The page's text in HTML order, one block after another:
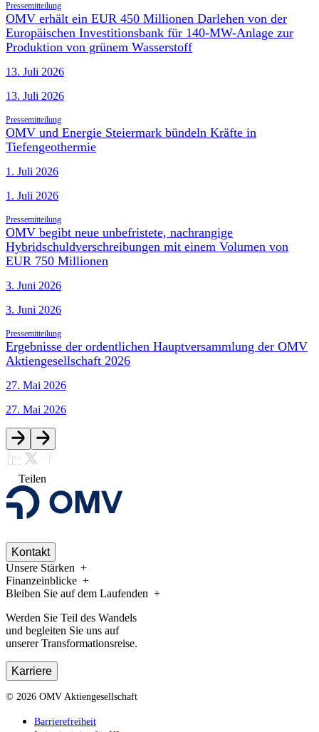
Pressemitteilung
OMV erhält ein EUR 450 Millionen Darlehen von der
Europäischen Investitionsbank für 140-MW-Anlage zur
Produktion von grünem Wasserstoff
13. Juli 2026
13. Juli 2026
Pressemitteilung
OMV und Energie Steiermark bündeln Kräfte in
Tiefengeothermie
1. Juli 2026
1. Juli 2026
Pressemitteilung
OMV begibt neue unbefristete, nachrangige
Hybridschuldverschreibungen mit einem Volumen von
EUR 750 Millionen
3. Juni 2026
3. Juni 2026
Pressemitteilung
Ergebnisse der ordentlichen Hauptversammlung der OMV
Aktiengesellschaft 2026
27. Mai 2026
27. Mai 2026
Teilen
Kontakt
Unsere Stärken
Finanzeinblicke
Bleiben Sie auf dem Laufenden
Werden Sie Teil des Wandels
und begleiten Sie uns auf
unserer Transformationsreise.
Karriere
© 2026 OMV Aktiengesellschaft
Barrierefreiheit